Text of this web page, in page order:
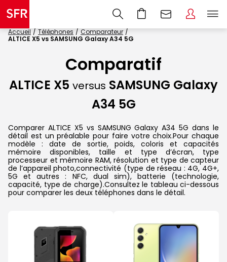
Accueil Téléphones
Comparateur
ALTICE X5 vs SAMSUNG Galaxy A34 5G
Comparatif
ALTICE X5 versus SAMSUNG Galaxy
A34 5G
Comparer ALTICE X5 vs SAMSUNG Galaxy A34 5G dans le
détail est un préalable pour faire votre choix.Pour chaque
modèle : date de sortie, poids, coloris et capacités
mémoire disponibles, taille et type d’écran, type
processeur et mémoire RAM, résolution et type de capteur
de l’appareil photo,connectivité (type de réseau : 4G, 4G+,
5G et autres : NFC, dual sim), batterie (technologie,
capacité, type de charge).Consultez le tableau ci-dessous
pour comparer les deux téléphones dans le détail.